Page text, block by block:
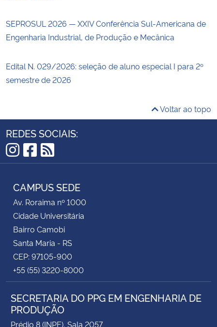
SEPROSUL 2026 — XXIV Conferência Sul-Americana de
Engenharia Industrial, de Produção e Mecânica
Edital N. 029/2026: seleção de aluno especial I para 2º
semestre de 2026
Voltar ao topo
REDES SOCIAIS:
Instagram
Facebook
RSS
CAMPUS SEDE
Av. Roraima nº 1000
Cidade Universitária
Bairro Camobi
Santa Maria - RS
CEP: 97105-900
+55 (55) 3220-8000
SECRETARIA DO PPG EM ENGENHARIA DE
PRODUÇÃO
Prédio 8 (INPE), Sala 2057